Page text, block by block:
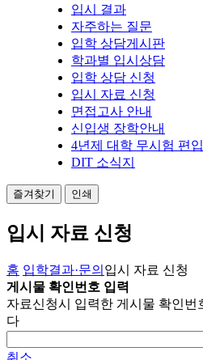
입시 결과
자주하는 질문
입학 상담게시판
학과별 입시상담
입학 상담 신청
입시 자료 신청
면접고사 안내
신입생 장학안내
4년제 대학 무시험 편입
DIT 소식지
즐겨찾기 인쇄
입시 자료 신청
홈 입학결과·문의 입시 자료 신청
게시물 확인번호 입력
자료신청시 입력한 게시물 확인번
다
취소